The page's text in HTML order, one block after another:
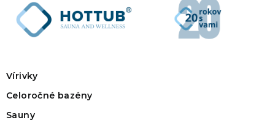
Vírivky
Celoročné bazény
Sauny